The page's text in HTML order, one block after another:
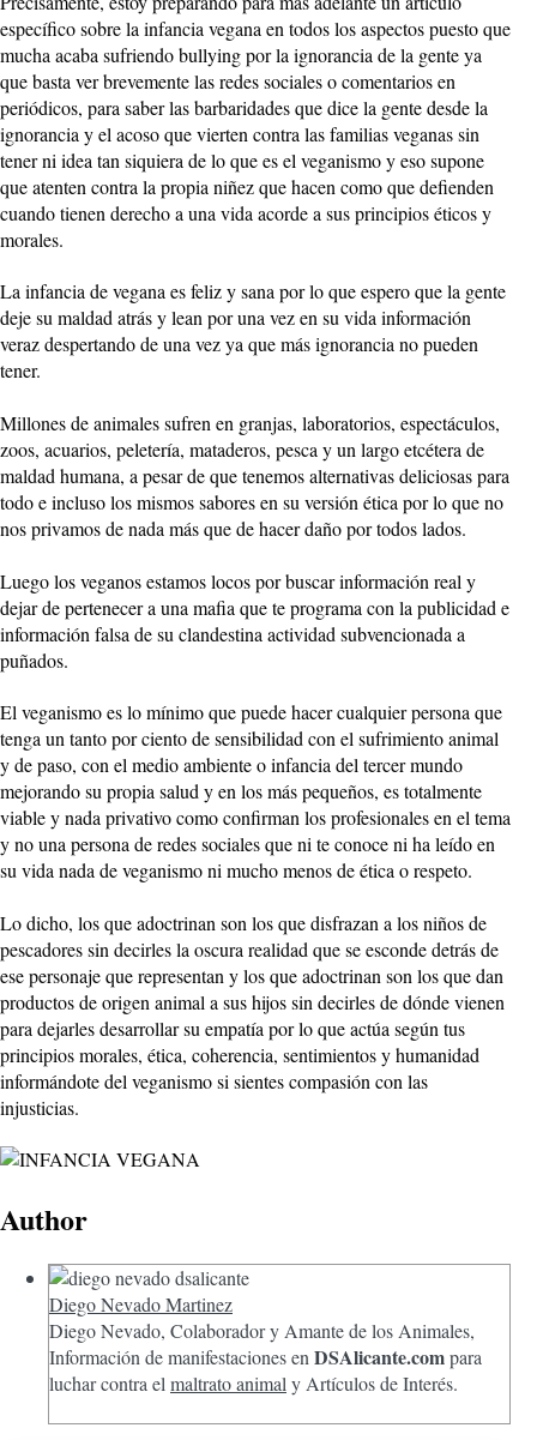
específico sobre la infancia vegana en todos los aspectos puesto que
mucha acaba sufriendo bullying por la ignorancia de la gente ya
que basta ver brevemente las redes sociales o comentarios en
periódicos, para saber las barbaridades que dice la gente desde la
ignorancia y el acoso que vierten contra las familias veganas sin
tener ni idea tan siquiera de lo que es el veganismo y eso supone
que atenten contra la propia niñez que hacen como que defienden
cuando tienen derecho a una vida acorde a sus principios éticos y
morales.
La infancia de vegana es feliz y sana por lo que espero que la gente
deje su maldad atrás y lean por una vez en su vida información
veraz despertando de una vez ya que más ignorancia no pueden
tener.
Millones de animales sufren en granjas, laboratorios, espectáculos,
zoos, acuarios, peletería, mataderos, pesca y un largo etcétera de
maldad humana, a pesar de que tenemos alternativas deliciosas para
todo e incluso los mismos sabores en su versión ética por lo que no
nos privamos de nada más que de hacer daño por todos lados.
Luego los veganos estamos locos por buscar información real y
dejar de pertenecer a una mafia que te programa con la publicidad e
información falsa de su clandestina actividad subvencionada a
puñados.
El veganismo es lo mínimo que puede hacer cualquier persona que
tenga un tanto por ciento de sensibilidad con el sufrimiento animal
y de paso, con el medio ambiente o infancia del tercer mundo
mejorando su propia salud y en los más pequeños, es totalmente
viable y nada privativo como confirman los profesionales en el tema
y no una persona de redes sociales que ni te conoce ni ha leído en
su vida nada de veganismo ni mucho menos de ética o respeto.
Lo dicho, los que adoctrinan son los que disfrazan a los niños de
pescadores sin decirles la oscura realidad que se esconde detrás de
ese personaje que representan y los que adoctrinan son los que dan
productos de origen animal a sus hijos sin decirles de dónde vienen
para dejarles desarrollar su empatía por lo que actúa según tus
principios morales, ética, coherencia, sentimientos y humanidad
informándote del veganismo si sientes compasión con las
injusticias.
Author
Diego Nevado Martinez
Diego Nevado, Colaborador y Amante de los Animales,
Información de manifestaciones en DSAlicante.compara
luchar contra el maltrato animal y Artículos de Interés.